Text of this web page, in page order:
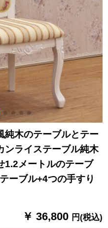
純木のテーブルとテー
ンライステーブル純木
1.2メートルのテーブ
ーブル+4つの手すり
￥ 36,800 円(税込)